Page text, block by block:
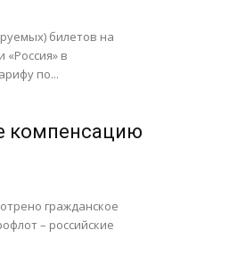
билетов на
в
по...
компенсацию
гражданское
– российские